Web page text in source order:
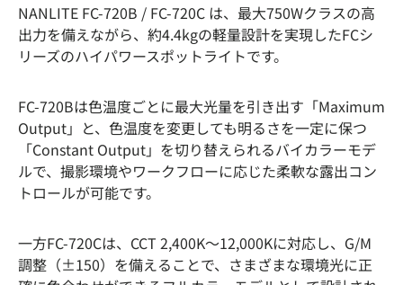
NANLITE FC-720B / FC-720C は、最大750Wクラスの高
出力を備えながら、約4.4kgの軽量設計を実現したFCシ
リーズのハイパワースポットライトです。
FC-720Bは色温度ごとに最大光量を引き出す「Maximum
Output」と、色温度を変更しても明るさを一定に保つ
「Constant Output」を切り替えられるバイカラーモデ
ルで、撮影環境やワークフローに応じた柔軟な露出コン
トロールが可能です。
一方FC-720Cは、CCT 2,400K〜12,000Kに対応し、G/M
調整（±150）を備えることで、さまざまな環境光に正